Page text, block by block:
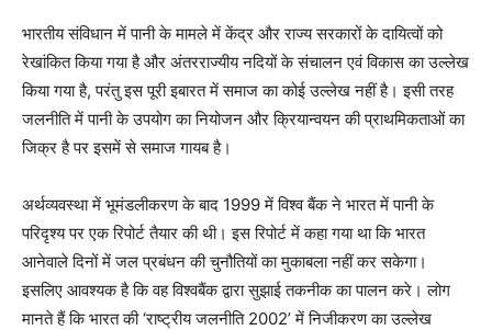
भारतीय संविधान में पानी के मामले में केंद्र और राज्य सरकारों के दायित्वों को
रेखांकित किया गया है और अंतरराज्यीय नदियों के संचालन एवं विकास का उल्लेख
किया गया है, परंतु इस पूरी इबारत में समाज का कोई उल्लेख नहीं है। इसी तरह
जलनीति में पानी के उपयोग का नियोजन और क्रियान्वयन की प्राथमिकताओं का
जिक्र है पर इसमें से समाज गायब है।
अर्थव्यवस्था में भूमंडलीकरण के बाद 1999 में विश्व बैंक ने भारत में पानी के
परिदृश्य पर एक रिपोर्ट तैयार की थी। इस रिपोर्ट में कहा गया था कि भारत
आनेवाले दिनों में जल प्रबंधन की चुनौतियों का मुकाबला नहीं कर सकेगा।
इसलिए आवश्यक है कि वह विश्वबैंक द्वारा सुझाई तकनीक का पालन करे। लोग
मानते हैं कि भारत की ‘राष्ट्रीय जलनीति 2002’ में निजीकरण का उल्लेख